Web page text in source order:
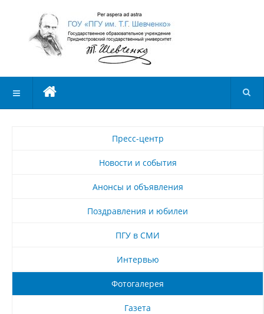
Пресс-центр
Новости и события
Анонсы и объявления
Поздравления и юбилеи
ПГУ в СМИ
Интервью
Фотогалерея
Газета